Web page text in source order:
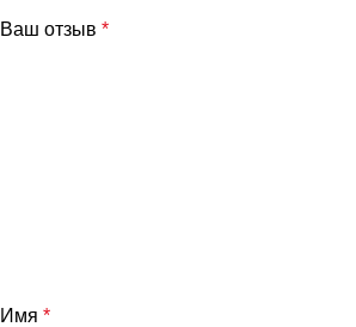
Ваш отзыв *
Имя *